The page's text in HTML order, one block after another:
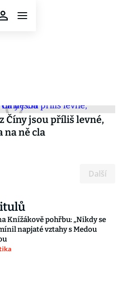
Číny jsou příliš levné,
na ně cla
Další
Knížákově pohřbu: „Nikdy se
napjaté vztahy s Medou